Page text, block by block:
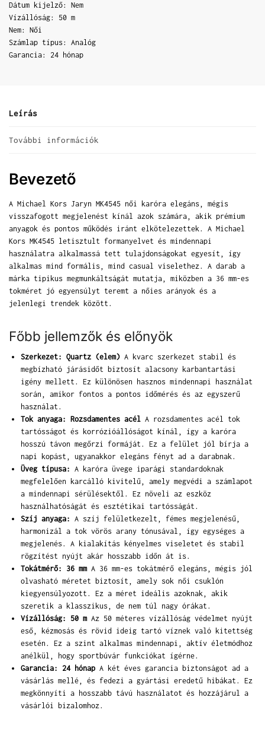
Dátum kijelző: Nem
Vízállóság: 50 m
Nem: Női
Számlap típus: Analóg
Garancia: 24 hónap
Leírás
További információk
Bevezető
A Michael Kors Jaryn MK4545 női karóra elegáns, mégis
visszafogott megjelenést kínál azok számára, akik prémium
anyagok és pontos működés iránt elkötelezettek. A Michael
Kors MK4545 letisztult formanyelvet és mindennapi
használatra alkalmassá tett tulajdonságokat egyesít, így
alkalmas mind formális, mind casual viselethez. A darab a
márka tipikus megmunkáltságát mutatja, miközben a 36 mm-es
tokméret jó egyensúlyt teremt a nőies arányok és a
jelenlegi trendek között.
Főbb jellemzők és előnyök
Szerkezet: Quartz (elem) A kvarc szerkezet stabil és
megbízható járásidőt biztosít alacsony karbantartási
igény mellett. Ez különösen hasznos mindennapi használat
során, amikor fontos a pontos időmérés és az egyszerű
használat.
Tok anyaga: Rozsdamentes acél A rozsdamentes acél tok
tartósságot és korrózióállóságot kínál, így a karóra
hosszú távon megőrzi formáját. Ez a felület jól bírja a
napi kopást, ugyanakkor elegáns fényt ad a darabnak.
Üveg típusa: A karóra üvege iparági standardoknak
megfelelően karcálló kivitelű, amely megvédi a számlapot
a mindennapi sérülésektől. Ez növeli az eszköz
használhatóságát és esztétikai tartósságát.
Szíj anyaga: A szíj felületkezelt, fémes megjelenésű,
harmonizál a tok vörös arany tónusával, így egységes a
megjelenés. A kialakítás kényelmes viseletet és stabil
rögzítést nyújt akár hosszabb időn át is.
Tokátmérő: 36 mmA 36 mm-es tokátmérő elegáns, mégis jól
olvasható méretet biztosít, amely sok női csuklón
kiegyensúlyozott. Ez a méret ideális azoknak, akik
szeretik a klasszikus, de nem túl nagy órákat.
Vízállóság: 50 mAz 50 méteres vízállóság védelmet nyújt
eső, kézmosás és rövid ideig tartó víznek való kitettség
esetén. Ez a szint alkalmas mindennapi, aktív életmódhoz
anélkül, hogy sportbúvár funkciókat ígérne.
Garancia: 24 hónap A két éves garancia biztonságot ad a
vásárlás mellé, és fedezi a gyártási eredetű hibákat. Ez
megkönnyíti a hosszabb távú használatot és hozzájárul a
vásárlói bizalomhoz.